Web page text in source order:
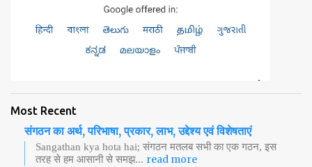
Most Recent
संगठन का अर्थ, परिभाषा, प्रकार, लाभ, उद्देश्य एवं विशेषताएं
Sangathan kya hota hai; संगठन मतलब सभी का एक गठन, इस
तरह से हम आसानी से समझ... read more